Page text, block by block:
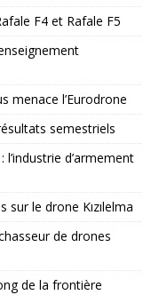
F4 et Rafale F5
menace l’Eurodrone
semestriels
d’armement
sur le drone Kızılelma
de drones
de la frontière